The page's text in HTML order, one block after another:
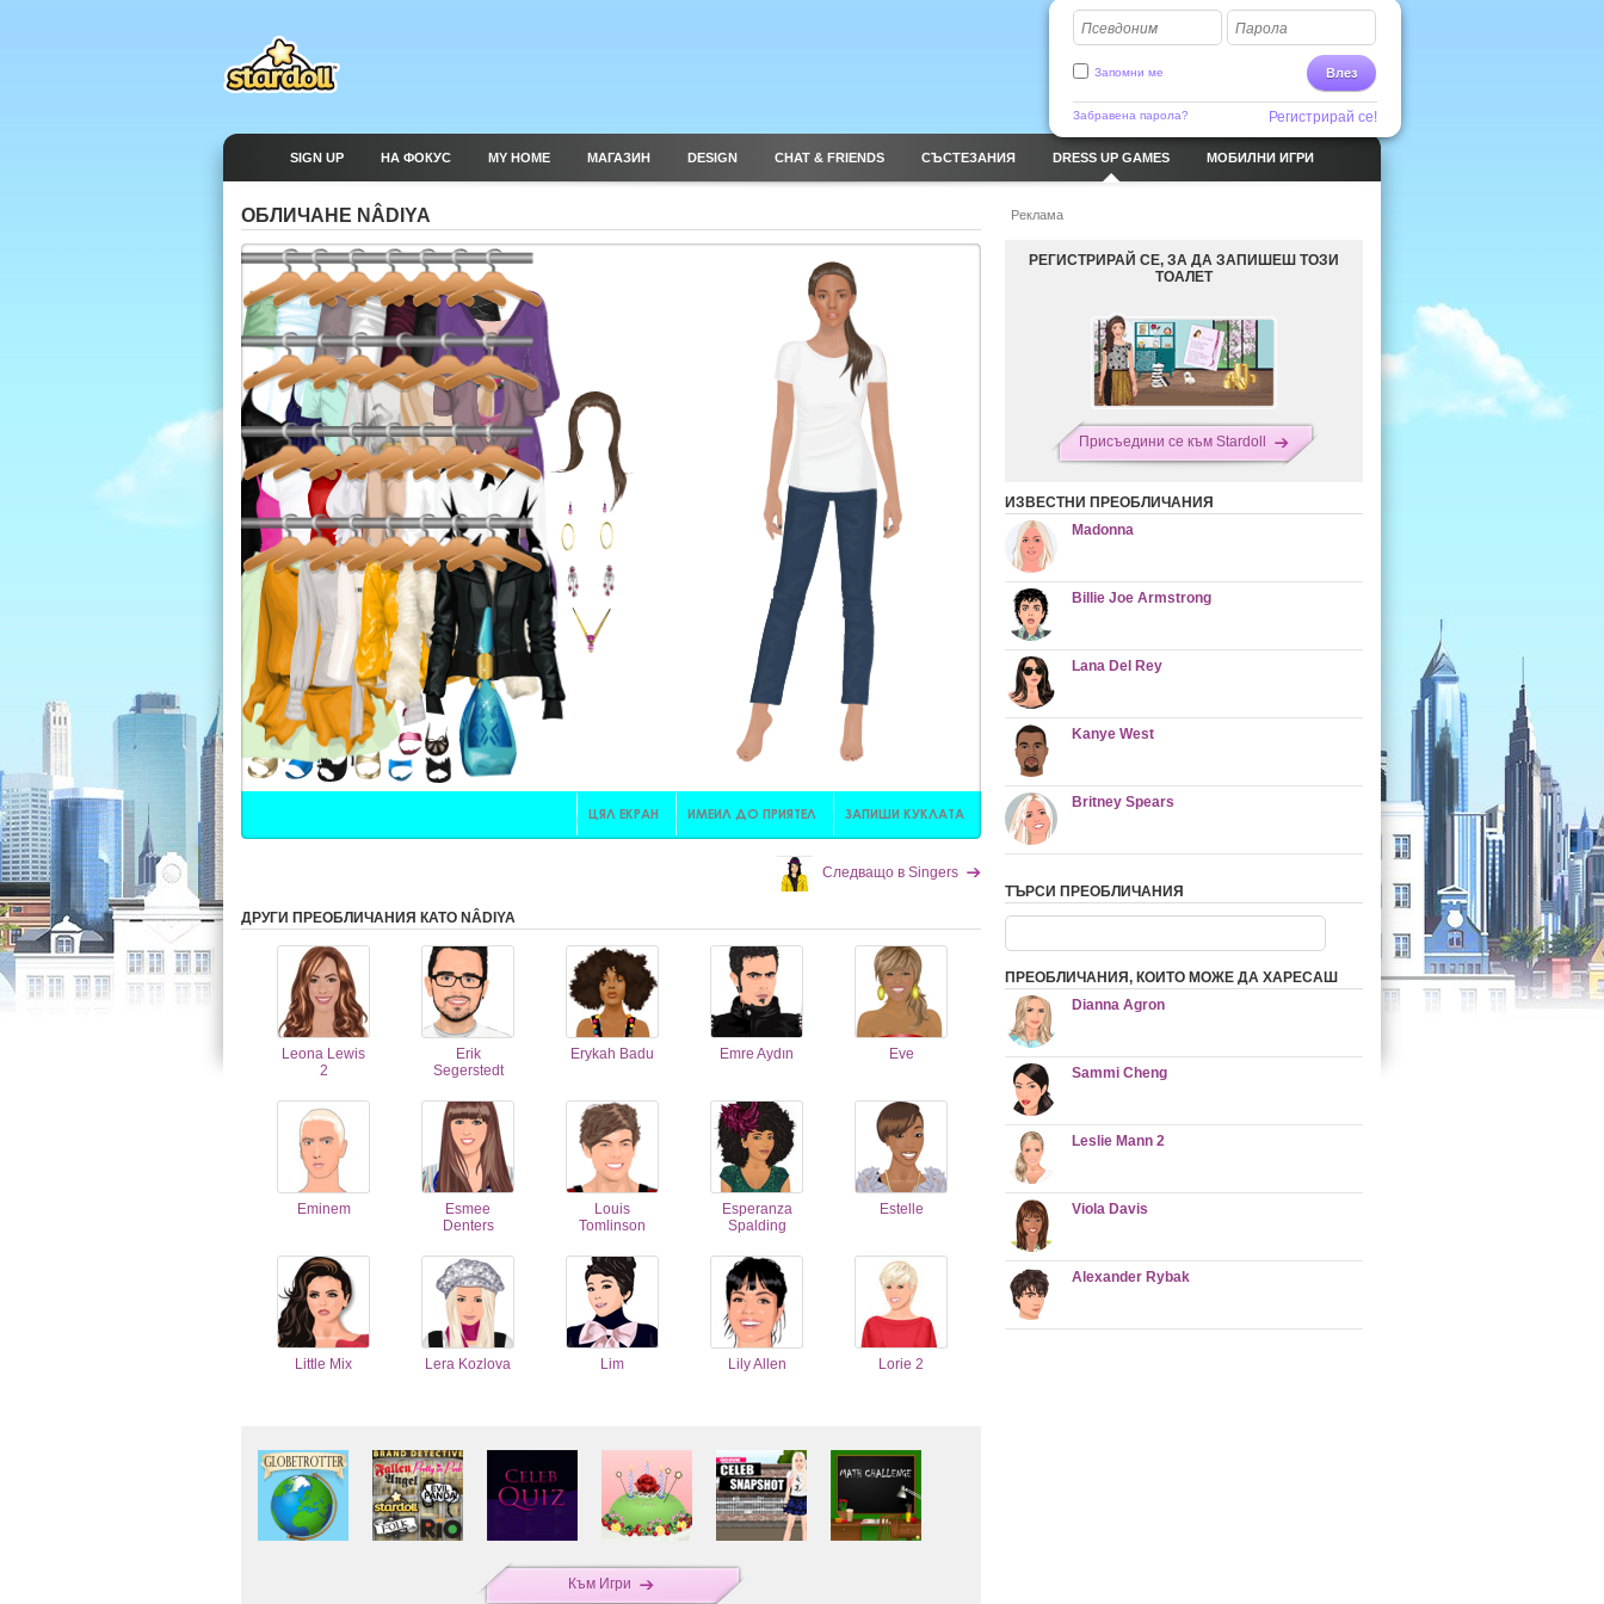
Псевдоним Парола
Влез
Запомни ме
Забравена парола? Регистрирай се!
SIGN UP НА ФОКУС MY HOME МАГАЗИН DESIGN CHAT & FRIENDS СЪСТЕЗАНИЯ DRESS UP GAMES МОБИЛНИ ИГРИ
ОБЛИЧАНЕ NÂDIYA
Следващо в Singers
ДРУГИ ПРЕОБЛИЧАНИЯ КАТО NÂDIYA
Leona Lewis
2
Erik
Segerstedt
Erykah Badu Emre Aydın Eve
Eminem
Esmee
Denters
Louis
Tomlinson
Esperanza
Spalding
Estelle
Little Mix Lera Kozlova Lim Lily Allen Lorie 2
Към Игри
Реклама
РЕГИСТРИРАЙ СЕ, ЗА ДА ЗАПИШЕШ ТОЗИ
ТОАЛЕТ
Присъедини се към Stardoll
ИЗВЕСТНИ ПРЕОБЛИЧАНИЯ
Madonna
Billie Joe Armstrong
Lana Del Rey
Kanye West
Britney Spears
ТЪРСИ ПРЕОБЛИЧАНИЯ
ПРЕОБЛИЧАНИЯ, КОИТО МОЖЕ ДА ХАРЕСАШ
Dianna Agron
Sammi Cheng
Leslie Mann 2
Viola Davis
Alexander Rybak